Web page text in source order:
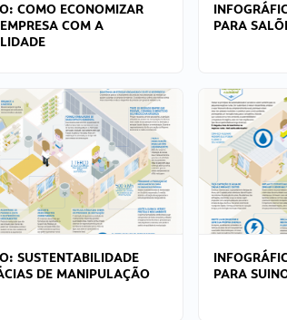
COMO ECONOMIZAR
COM A
PARA
SUSTENTABILIDADE
DE MANIPULAÇÃO
PARA